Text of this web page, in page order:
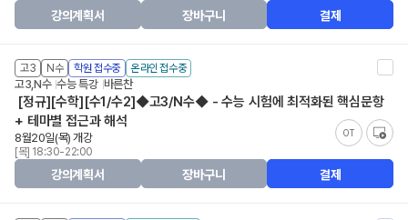
강의계획서 장바구니 결제
고3 N수 학원 접수중 온라인 접수중
고3,N수 수능 특강 바른찬
[정규][수학][수1/수2]◆고3/N수◆ - 수능 시험에 최적화된 핵심문항
+ 테마별 접근과 해석
OT
8월20일(목) 개강
[목] 18:30-22:00
강의계획서 장바구니 결제